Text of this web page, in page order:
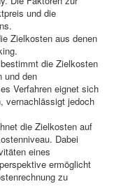
und die
Zielkosten aus denen
die Zielkosten
und den
Verfahren eignet sich
vernachlässigt jedoch
die Zielkosten auf
Dabei
eines
ermöglicht
zu